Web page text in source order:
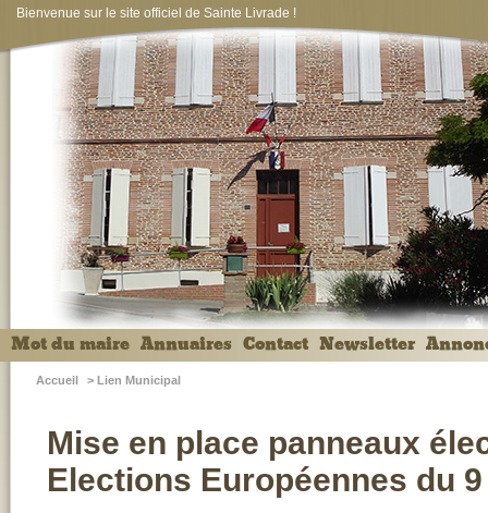
Bienvenue sur le site officiel de Sainte Livrade !
Mot du maire Annuaires Contact Newsletter
Accueil > Lien Municipal
Mise en place panneaux
Elections Européennes du